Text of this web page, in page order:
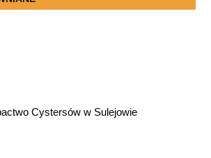
Cystersów w Sulejowie